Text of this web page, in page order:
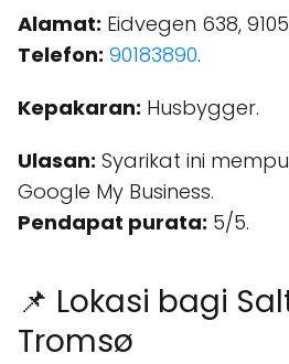
Alamat: Eidvegen 638,
Telefon: 90183890.
Kepakaran: Husbygger.
Ulasan: Syarikat ini
Google My Business.
Pendapat purata: 5/5.
📌 Lokasi bagi
Tromsø